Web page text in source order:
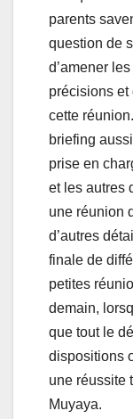
parents
question de
d’amener
précisions et
cette
briefing
prise en
et les autres
une réunion
d’autres
finale de
petites
demain,
que tout le
dispositions
une réussite
Muyaya.